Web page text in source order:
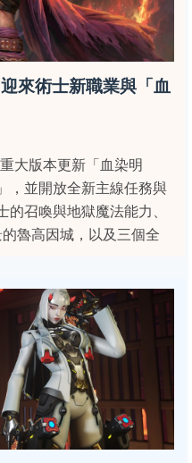
來術士新職業與「血
大版本更新「血染明
，並開放全新主線任務與
召喚與地獄魔法能力、
魯高因城，以及三個全